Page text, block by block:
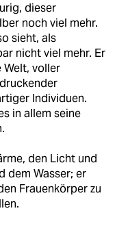
dieser
noch viel mehr.
sieht, als
nicht viel mehr. Er
Welt, voller
Individuen.
in allem seine
den Licht und
dem Wasser; er
Frauenkörper zu